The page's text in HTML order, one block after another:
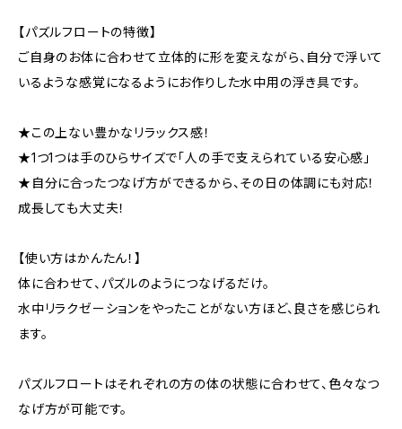
【パズルフロートの特徴】
ご自身のお体に合わせて立体的に形を変えながら、自分で浮いて
いるような感覚になるようにお作りした水中用の浮き具です。
★この上ない豊かなリラックス感！
★1つ1つは手のひらサイズで「人の手で支えられている安心感」
★自分に合ったつなげ方ができるから、その日の体調にも対応！
成長しても大丈夫！
【使い方はかんたん！】
体に合わせて、パズルのようにつなげるだけ。
水中リラクゼーションをやったことがない方ほど、良さを感じられ
ます。
パズルフロートはそれぞれの方の体の状態に合わせて、色々なつ
なげ方が可能です。